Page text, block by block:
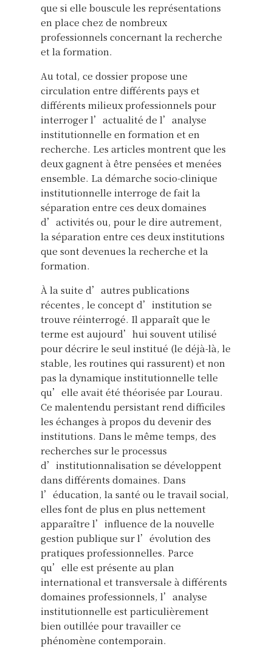
que si elle bouscule les représentations
en place chez de nombreux
professionnels concernant la recherche
et la formation.
Au total, ce dossier propose une
circulation entre différents pays et
différents milieux professionnels pour
interroger l’actualité de l’analyse
institutionnelle en formation et en
recherche. Les articles montrent que les
deux gagnent à être pensées et menées
ensemble. La démarche socio-clinique
institutionnelle interroge de fait la
séparation entre ces deux domaines
d’activités ou, pour le dire autrement,
la séparation entre ces deux institutions
que sont devenues la recherche et la
formation.
À la suite d’autres publications
récentes , le concept d’institution se
trouve réinterrogé. Il apparaît que le
terme est aujourd’hui souvent utilisé
pour décrire le seul institué (le déjà-là, le
stable, les routines qui rassurent) et non
pas la dynamique institutionnelle telle
qu’elle avait été théorisée par Lourau.
Ce malentendu persistant rend difficiles
les échanges à propos du devenir des
institutions. Dans le même temps, des
recherches sur le processus
d’institutionnalisation se développent
dans différents domaines. Dans
l’éducation, la santé ou le travail social,
elles font de plus en plus nettement
apparaître l’influence de la nouvelle
gestion publique sur l’évolution des
pratiques professionnelles. Parce
qu’elle est présente au plan
international et transversale à différents
domaines professionnels, l’analyse
institutionnelle est particulièrement
bien outillée pour travailler ce
phénomène contemporain.